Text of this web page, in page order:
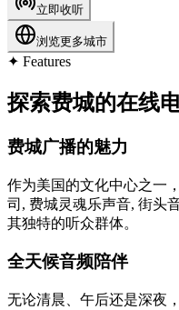
立即收听
浏览更多城市
✦ Features
探索费城的在线
费城广播的魅力
作为美国的文化中心之一
司, 费城灵魂乐声音, 街头
其独特的听众群体。
全天候音频陪伴
无论清晨、午后还是深夜